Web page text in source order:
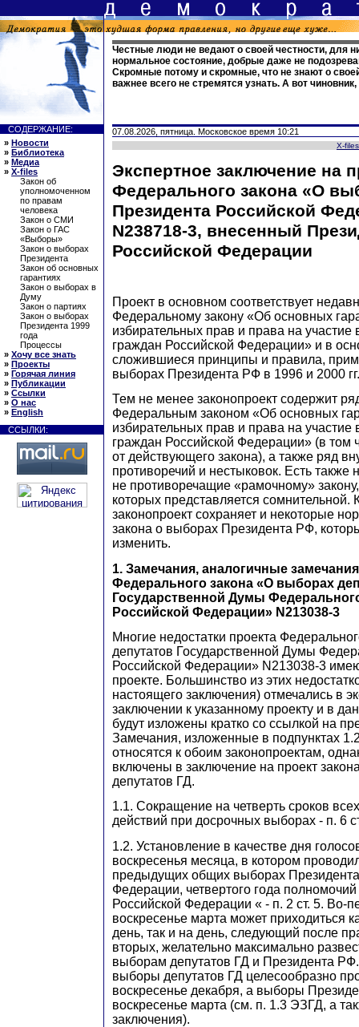
Честные люди не ведают о своей честности, для
нормальное состояние, добрые даже не
Скромные потому и скромные, что не знают о
важнее всего не стремятся узнать. А вот
СОДЕРЖАНИЕ:
» Новости
» Библиотека
» Медиа
» X-files
Закон об
уполномоченном
по правам
человека
Закон о СМИ
Закон о ГАС
«Выборы»
Закон о выборах
Президента
Закон об основных
гарантиях
Закон о выборах в
Думу
Закон о партиях
Закон о выборах
Президента 1999
года
Процессы
» Хочу все знать
» Проекты
» Горячая линия
» Публикации
» Ссылки
» О нас
» English
ССЫЛКИ:
07.08.2026, пятница. Московское время 10:21
X-files
Экспертное заключение на
Федерального закона «О
Президента Российской
N238718-3, внесенный
Российской Федерации
Проект в основном соответствует
Федеральному закону «Об основных
избирательных прав и права на
граждан Российской Федерации» и в
сложившиеся принципы и правила,
выборах Президента РФ в 1996 и 2000 гг.
Тем не менее законопроект содержит
Федеральным законом «Об основных
избирательных прав и права на
граждан Российской Федерации» (в
от действующего закона), а также ряд
противоречий и нестыковок. Есть также
не противоречащие «рамочному»
которых представляется сомнительной.
законопроект сохраняет и некоторые
закона о выборах Президента РФ,
изменить.
1. Замечания, аналогичные
Федерального закона «О выборах
Государственной Думы
Российской Федерации» N213038-3
Многие недостатки проекта
депутатов Государственной Думы
Российской Федерации» N213038-3
проекте. Большинство из этих
настоящего заключения) отмечались в
заключении к указанному проекту и в
будут изложены кратко со ссылкой на
Замечания, изложенные в подпунктах
относятся к обоим законопроектам,
включены в заключение на проект
депутатов ГД.
1.1. Сокращение на четверть сроков
действий при досрочных выборах - п. 6
1.2. Установление в качестве дня
воскресенья месяца, в котором
предыдущих общих выборах
Федерации, четвертого года
Российской Федерации « - п. 2 ст. 5. Во-
воскресенье марта может приходиться
день, так и на день, следующий после
вторых, желательно максимально
выборам депутатов ГД и Президента
выборы депутатов ГД целесообразно
воскресенье декабря, а выборы
воскресенье марта (см. п. 1.3 ЭЗГД, а
заключения).